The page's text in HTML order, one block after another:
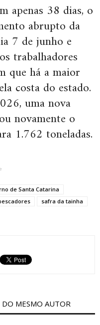
apenas 38 dias, o
abrupto da
7 de junho e
trabalhadores
que há a maior
costa do estado.
uma nova
novamente o
1.762 toneladas.
de Santa Catarina
safra da tainha
DO MESMO AUTOR